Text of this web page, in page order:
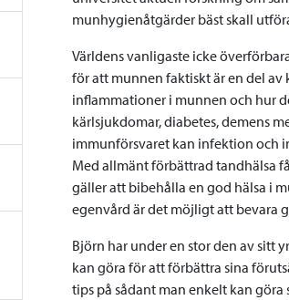
munhygienåtgärder bäst skall
Världens vanligaste icke
för att munnen faktiskt är en del av
inflammationer i munnen och hur
kärlsjukdomar, diabetes, demens
immunförsvaret kan infektion och
Med allmänt förbättrad tandhälsa
gäller att bibehålla en god hälsa i
egenvård är det möjligt att bevara
Björn har under en stor den av sitt
kan göra för att förbättra sina
tips på sådant man enkelt kan